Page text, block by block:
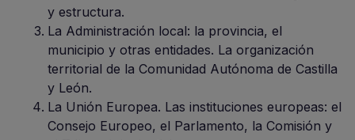
y estructura.
La Administración local: la provincia, el
municipio y otras entidades. La organización
territorial de la Comunidad Autónoma de Castilla
y León.
La Unión Europea. Las instituciones europeas: el
Consejo Europeo, el Parlamento, la Comisión y